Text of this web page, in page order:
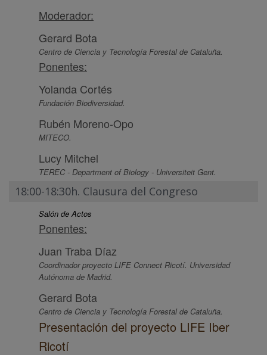
Moderador:
Gerard Bota
Centro de Ciencia y Tecnología Forestal de Cataluña.
Ponentes:
Yolanda Cortés
Fundación Biodiversidad.
Rubén Moreno-Opo
MITECO.
Lucy Mitchel
TEREC - Department of Biology - Universiteit Gent.
18:00-18:30h. Clausura del Congreso
Salón de Actos
Ponentes:
Juan Traba Díaz
Coordinador proyecto LIFE Connect Ricotí. Universidad
Autónoma de Madrid.
Gerard Bota
Centro de Ciencia y Tecnología Forestal de Cataluña.
Presentación del proyecto LIFE Iber
Ricotí